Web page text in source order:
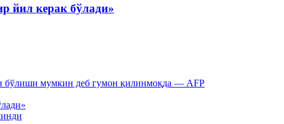
йил керак бўлади»
бўлиши мумкин деб гумон қилинмоқда — AFP